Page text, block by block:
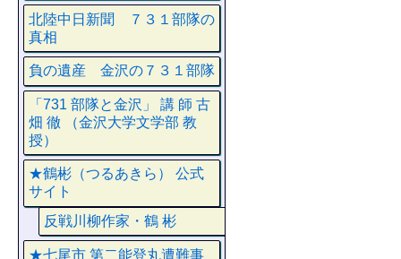
北陸中日新聞 ７３１部隊の
真相
負の遺産 金沢の７３１部隊
「731 部隊と金沢」 講 師 古
畑 徹 （金沢大学文学部 教
授）
★鶴彬（つるあきら） 公式
サイト
反戦川柳作家・鶴 彬
★七尾市 第二能登丸遭難事